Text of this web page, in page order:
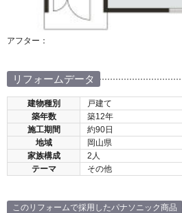
アフター：
リフォームデータ
建物種別
戸建て
築年数
築12年
施工期間
約90日
地域
岡山県
家族構成
2人
テーマ
その他
このリフォームで採用したパナソニック商品